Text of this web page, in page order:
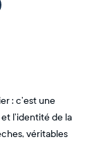
: c’est une
l’identité de la
véritables